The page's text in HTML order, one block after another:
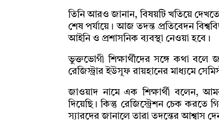
তিনি আরও জানান, বিষয়টি খতিয়ে
শেষ পর্যায়ে। আজ তদন্ত প্রতিবেদন
আইনি ও প্রশাসনিক ব্যবস্থা নেওয়া হবে।
ভুক্তভোগী শিক্ষার্থীদের সঙ্গে কথা বলে
রেজিস্ট্রার ইউসূফ রায়হানের মাধ্যমে
জাওয়াদ নামে এক শিক্ষার্থী বলেন,
দিয়েছি। কিন্তু রেজিস্ট্রেশন চেক করতে
স্যারদের জানালে তারা তদন্তের আশ্বাস